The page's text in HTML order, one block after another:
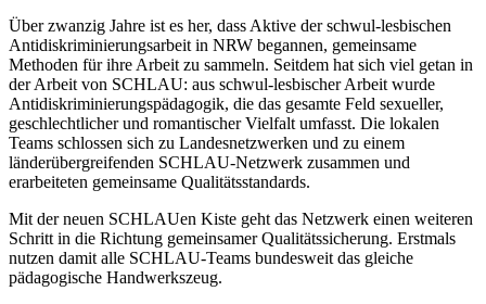
Über zwanzig Jahre ist es her, dass Aktive der schwul-lesbischen
Antidiskriminierungsarbeit in NRW begannen, gemeinsame
Methoden für ihre Arbeit zu sammeln. Seitdem hat sich viel getan in
der Arbeit von SCHLAU: aus schwul-lesbischer Arbeit wurde
Antidiskriminierungspädagogik, die das gesamte Feld sexueller,
geschlechtlicher und romantischer Vielfalt umfasst. Die lokalen
Teams schlossen sich zu Landesnetzwerken und zu einem
länderübergreifenden SCHLAU-Netzwerk zusammen und
erarbeiteten gemeinsame Qualitätsstandards.
Mit der neuen SCHLAUen Kiste geht das Netzwerk einen weiteren
Schritt in die Richtung gemeinsamer Qualitätssicherung. Erstmals
nutzen damit alle SCHLAU-Teams bundesweit das gleiche
pädagogische Handwerkszeug.